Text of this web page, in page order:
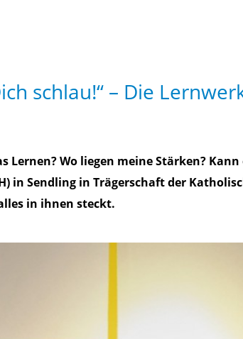
schlau!“ – Die
Wo liegen meine Stärken?
in Sendling in Trägerschaft der
in ihnen steckt.